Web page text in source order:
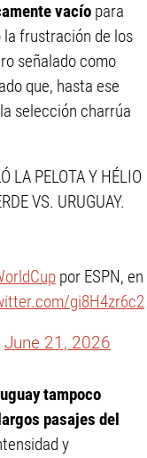
vacío para
la frustración de los
señalado como
que, hasta ese
selección charrúa
LA PELOTA Y HÉLIO
VS. URUGUAY.
por ESPN, en
gi8H4zr6c2
June 21, 2026
tampoco
pasajes del
y